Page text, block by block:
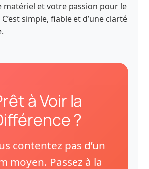
matériel et votre passion pour le
simple, fiable et d’une clarté
à Voir la
?
contentez pas d’un
moyen. Passez à la